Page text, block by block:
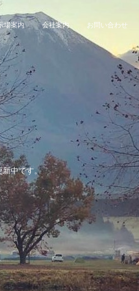
場案内 会社案内 お問い合わせ
新中です。